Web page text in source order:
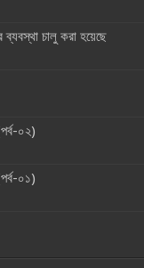
চালু করা হয়েছে
০২)
০১)